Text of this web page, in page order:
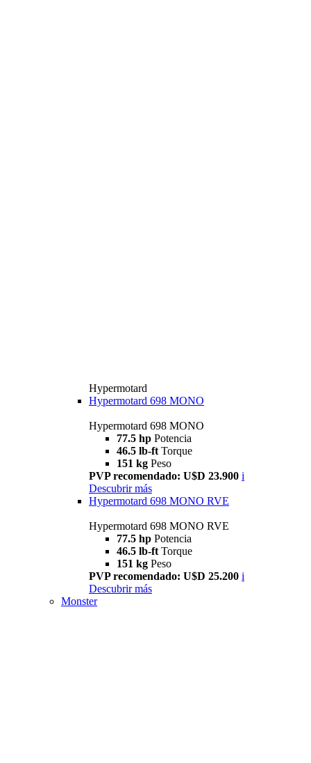
Hypermotard
Hypermotard 698 MONO
Hypermotard 698 MONO
77.5 hp Potencia
46.5 lb-ft Torque
151 kg Peso
PVP recomendado: U$D 23.900 i
Descubrir más
Hypermotard 698 MONO RVE
Hypermotard 698 MONO RVE
77.5 hp Potencia
46.5 lb-ft Torque
151 kg Peso
PVP recomendado: U$D 25.200 i
Descubrir más
Monster